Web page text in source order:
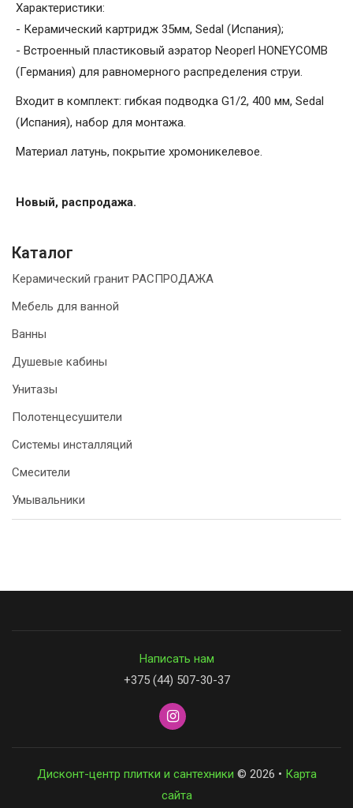
Характеристики:
- Керамический картридж 35мм, Sedal (Испания);
- Встроенный пластиковый аэратор Neoperl HONEYCOMB
(Германия) для равномерного распределения струи.
Входит в комплект: гибкая подводка G1/2, 400 мм, Sedal
(Испания), набор для монтажа.
Материал латунь, покрытие хромоникелевое.
Новый, распродажа.
Каталог
Керамический гранит РАСПРОДАЖА
Мебель для ванной
Ванны
Душевые кабины
Унитазы
Полотенцесушители
Системы инсталляций
Смесители
Умывальники
Написать нам
+375 (44) 507-30-37
Дисконт-центр плитки и сантехники © 2026 • Карта
сайта